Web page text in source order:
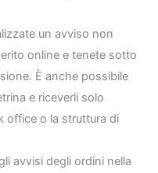
un avviso non
online e tenete sotto
È anche possibile
e riceverli solo
office o la struttura di
avvisi degli ordini nella